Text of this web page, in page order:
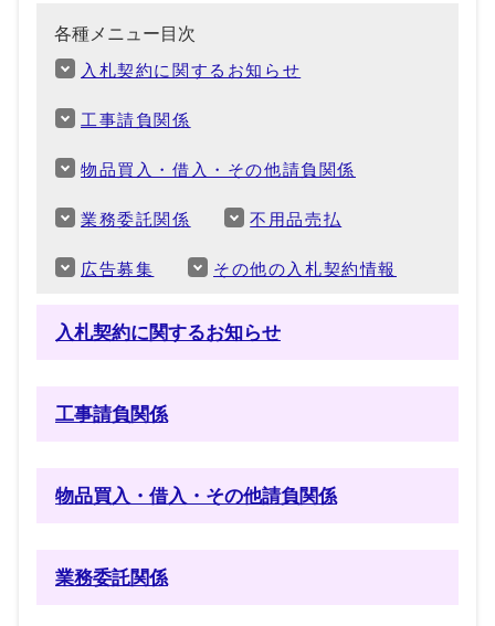
各種メニュー目次
入札契約に関するお知らせ
工事請負関係
物品買入・借入・その他請負関係
業務委託関係 不用品売払
広告募集 その他の入札契約情報
入札契約に関するお知らせ
工事請負関係
物品買入・借入・その他請負関係
業務委託関係